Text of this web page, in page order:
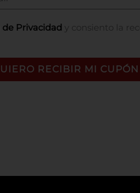
de Privacidad y consiento la
RECIBIR MI